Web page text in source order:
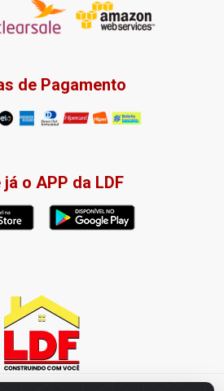
de Pagamento
já o APP da LDF